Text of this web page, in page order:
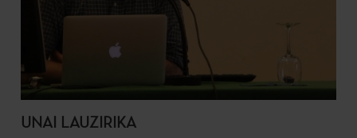
UNAI LAUZIRIKA